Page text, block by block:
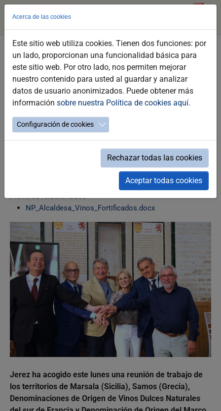
Saltar
contenido
principal
Jerez acoge un paso estratégico en la
candidatura internacional de los Vinos
Fortificados del ‘Cinturón del Sol’
Vinoble afronta su última jornada con una
intensa actividad enogastronómica
Ficheros relacionados
NP_Alcaldesa_Vinos_Fortificados.docx
Jerez ha acogido este lunes una reunión de trabajo de
los territorios de Marsala (Sicilia), Samos (Grecia),
Denominaciones de Origen de Vinos Dulces Naturales
Acerca de las cookies
Este sitio web utiliza cookies. Tienen dos funciones: por
un lado, proporcionan una funcionalidad básica para
este sitio web. Por otro lado, nos permiten mejorar
nuestro contenido para usted al guardar y analizar
datos de usuario anonimizados. Puede obtener más
información sobre nuestra Política de cookies aquí.
Configuración de cookies
Rechazar todas las cookies
Aceptar todas cookies